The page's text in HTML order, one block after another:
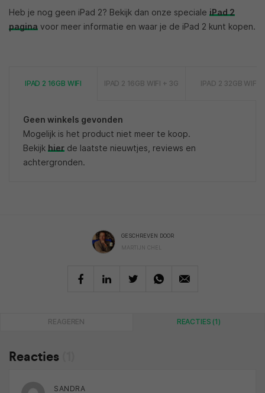
Heb je nog geen iPad 2? Bekijk dan onze speciale iPad 2
pagina voor meer informatie en waar je de iPad 2 kunt kopen.
IPAD 2 16GB WIFI IPAD 2 16GB WIFI + 3G IPAD 2 32GB WIFI
Geen winkels gevonden
Mogelijk is het product niet meer te koop.
Bekijk hierde laatste nieuwtjes, reviews en
achtergronden.
GESCHREVEN DOOR
MARTIJN CHEL
REAGEREN REACTIES (1)
Reacties
SANDRA